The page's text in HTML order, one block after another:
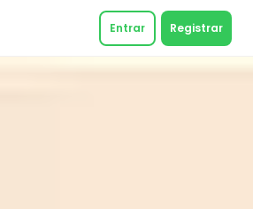
Entrar Registrar